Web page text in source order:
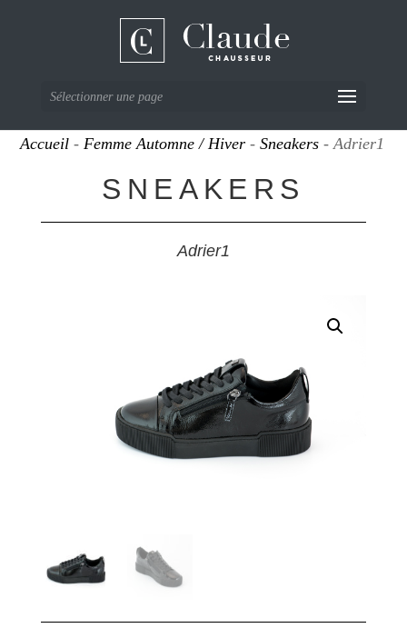
Sélectionner une page
Accueil -Femme Automne / Hiver -Sneakers - Adrier1
SNEAKERS
Adrier1